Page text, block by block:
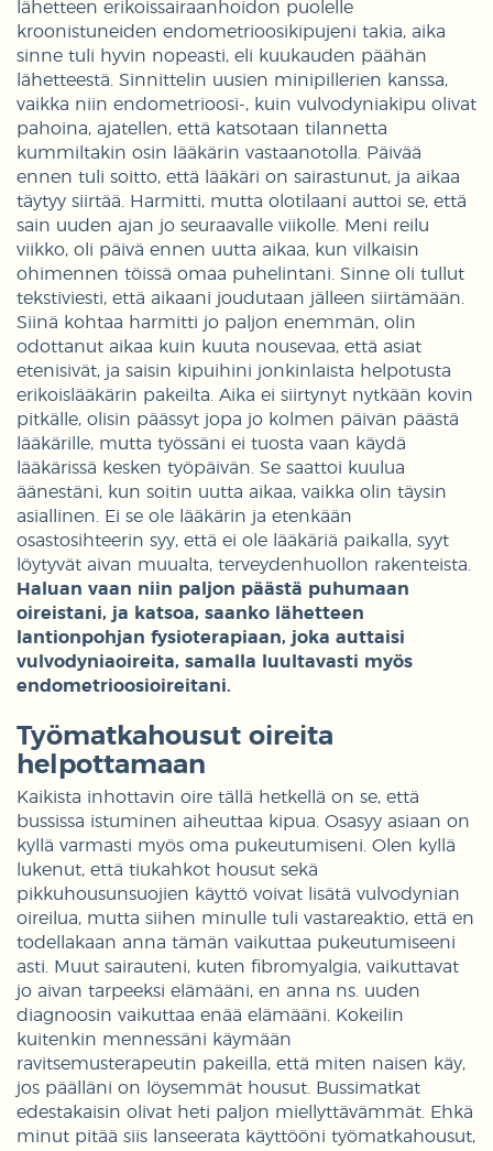
lähetteen erikoissairaanhoidon puolelle
kroonistuneiden endometrioosikipujeni takia, aika
sinne tuli hyvin nopeasti, eli kuukauden päähän
lähetteestä. Sinnittelin uusien minipillerien kanssa,
vaikka niin endometrioosi-, kuin vulvodyniakipu olivat
pahoina, ajatellen, että katsotaan tilannetta
kummiltakin osin lääkärin vastaanotolla. Päivää
ennen tuli soitto, että lääkäri on sairastunut, ja aikaa
täytyy siirtää. Harmitti, mutta olotilaani auttoi se, että
sain uuden ajan jo seuraavalle viikolle. Meni reilu
viikko, oli päivä ennen uutta aikaa, kun vilkaisin
ohimennen töissä omaa puhelintani. Sinne oli tullut
tekstiviesti, että aikaani joudutaan jälleen siirtämään.
Siinä kohtaa harmitti jo paljon enemmän, olin
odottanut aikaa kuin kuuta nousevaa, että asiat
etenisivät, ja saisin kipuihini jonkinlaista helpotusta
erikoislääkärin pakeilta. Aika ei siirtynyt nytkään kovin
pitkälle, olisin päässyt jopa jo kolmen päivän päästä
lääkärille, mutta työssäni ei tuosta vaan käydä
lääkärissä kesken työpäivän. Se saattoi kuulua
äänestäni, kun soitin uutta aikaa, vaikka olin täysin
asiallinen. Ei se ole lääkärin ja etenkään
osastosihteerin syy, että ei ole lääkäriä paikalla, syyt
löytyvät aivan muualta, terveydenhuollon rakenteista.
Haluan vaan niin paljon päästä puhumaan
oireistani, ja katsoa, saanko lähetteen
lantionpohjan fysioterapiaan, joka auttaisi
vulvodyniaoireita, samalla luultavasti myös
endometrioosioireitani.
Työmatkahousut oireita
helpottamaan
Kaikista inhottavin oire tällä hetkellä on se, että
bussissa istuminen aiheuttaa kipua. Osasyy asiaan on
kyllä varmasti myös oma pukeutumiseni. Olen kyllä
lukenut, että tiukahkot housut sekä
pikkuhousunsuojien käyttö voivat lisätä vulvodynian
oireilua, mutta siihen minulle tuli vastareaktio, että en
todellakaan anna tämän vaikuttaa pukeutumiseeni
asti. Muut sairauteni, kuten fibromyalgia, vaikuttavat
jo aivan tarpeeksi elämääni, en anna ns. uuden
diagnoosin vaikuttaa enää elämääni. Kokeilin
kuitenkin mennessäni käymään
ravitsemusterapeutin pakeilla, että miten naisen käy,
jos päälläni on löysemmät housut. Bussimatkat
edestakaisin olivat heti paljon miellyttävämmät. Ehkä
minut pitää siis lanseerata käyttööni työmatkahousut,